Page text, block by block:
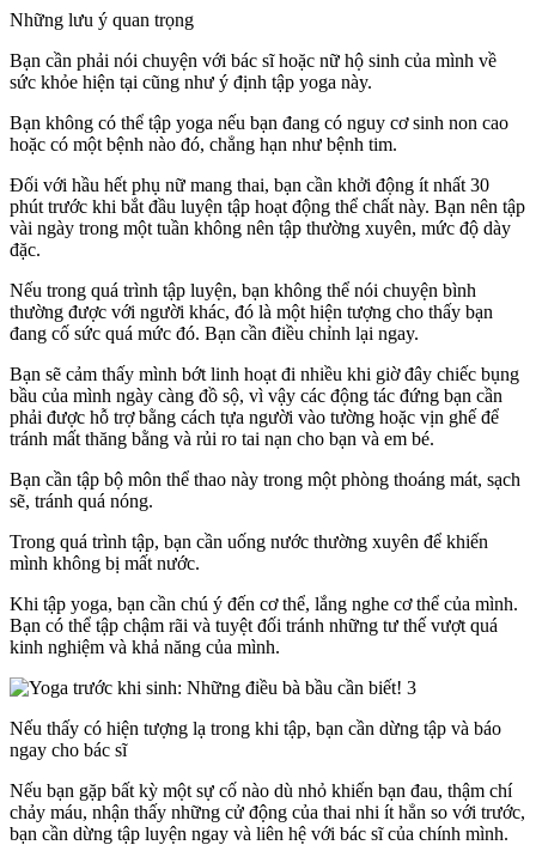
Những lưu ý quan trọng
Bạn cần phải nói chuyện với bác sĩ hoặc nữ hộ sinh của mình về
sức khỏe hiện tại cũng như ý định tập yoga này.
Bạn không có thể tập yoga nếu bạn đang có nguy cơ sinh non cao
hoặc có một bệnh nào đó, chẳng hạn như bệnh tim.
Đối với hầu hết phụ nữ mang thai, bạn cần khởi động ít nhất 30
phút trước khi bắt đầu luyện tập hoạt động thể chất này. Bạn nên tập
vài ngày trong một tuần không nên tập thường xuyên, mức độ dày
đặc.
Nếu trong quá trình tập luyện, bạn không thể nói chuyện bình
thường được với người khác, đó là một hiện tượng cho thấy bạn
đang cố sức quá mức đó. Bạn cần điều chỉnh lại ngay.
Bạn sẽ cảm thấy mình bớt linh hoạt đi nhiều khi giờ đây chiếc bụng
bầu của mình ngày càng đồ sộ, vì vậy các động tác đứng bạn cần
phải được hỗ trợ bằng cách tựa người vào tường hoặc vịn ghế để
tránh mất thăng bằng và rủi ro tai nạn cho bạn và em bé.
Bạn cần tập bộ môn thể thao này trong một phòng thoáng mát, sạch
sẽ, tránh quá nóng.
Trong quá trình tập, bạn cần uống nước thường xuyên để khiến
mình không bị mất nước.
Khi tập yoga, bạn cần chú ý đến cơ thể, lắng nghe cơ thể của mình.
Bạn có thể tập chậm rãi và tuyệt đối tránh những tư thế vượt quá
kinh nghiệm và khả năng của mình.
Nếu thấy có hiện tượng lạ trong khi tập, bạn cần dừng tập và báo
ngay cho bác sĩ
Nếu bạn gặp bất kỳ một sự cố nào dù nhỏ khiến bạn đau, thậm chí
chảy máu, nhận thấy những cử động của thai nhi ít hẳn so với trước,
bạn cần dừng tập luyện ngay và liên hệ với bác sĩ của chính mình.